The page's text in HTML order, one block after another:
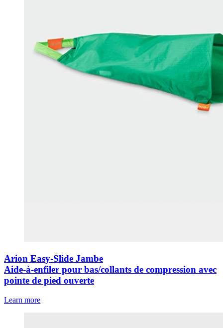
Arion Easy-Slide Jambe
Aide-à-enfiler pour bas/collants de compression avec
pointe de pied ouverte
Learn more